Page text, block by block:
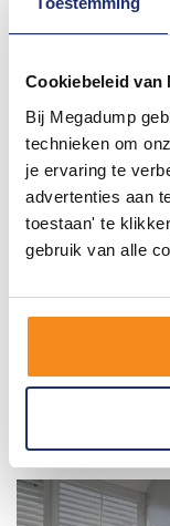
Cookiebeleid van
Bij Megadump
technieken om
je ervaring te
advertenties aan
toestaan' te
gebruik van alle
Wij geloven
en tag